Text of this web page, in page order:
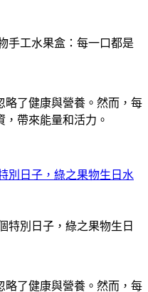
略了健康與營養。然而，每
帶來能量和活力。
別日子，綠之果物生日水
略了健康與營養。然而，每